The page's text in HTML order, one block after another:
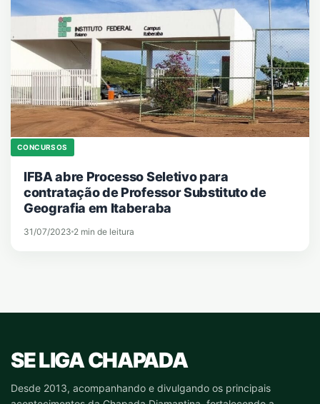
CONCURSOS
IFBA abre Processo Seletivo para
contratação de Professor Substituto de
Geografia em Itaberaba
31/07/2023 2 min de leitura
SE LIGA CHAPADA
Desde 2013, acompanhando e divulgando os principais